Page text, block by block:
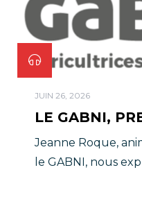
JUIN 26, 2026
LE GABNI,
Jeanne Roque,
le GABNI, nous